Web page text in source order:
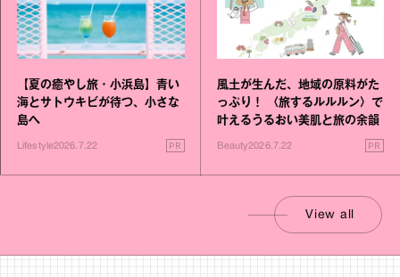
【夏の癒やし旅・小浜島】青い
海とサトウキビが待つ、小さな
島へ
Lifestyle2026.7.22 PR
風土が生んだ、地域の原料がた
っぷり！ 〈旅するルルルン〉で
叶えるうるおい美肌と旅の余韻
Beauty2026.7.22 PR
View all